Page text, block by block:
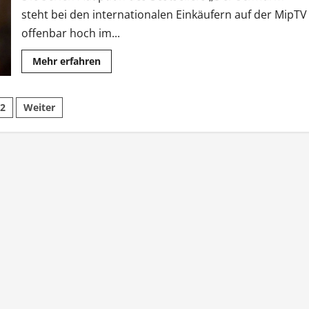
steht bei den internationalen Einkäufern auf der MipTV
offenbar hoch im...
Mehr erfahrenMehr
Informationen
2 Weiter